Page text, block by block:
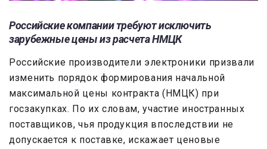
Российские компании требуют исключить
зарубежные цены из расчета НМЦК
Российские производители электроники призвали
изменить порядок формирования начальной
максимальной цены контракта (НМЦК) при
госзакупках. По их словам, участие иностранных
поставщиков, чья продукция впоследствии не
допускается к поставке, искажает ценовые